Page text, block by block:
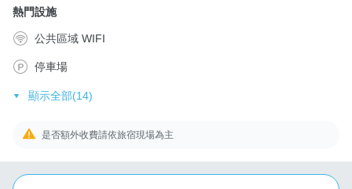
熱門設施
公共區域 WIFI
停車場
顯示全部(14)
是否額外收費請依旅宿現場為主